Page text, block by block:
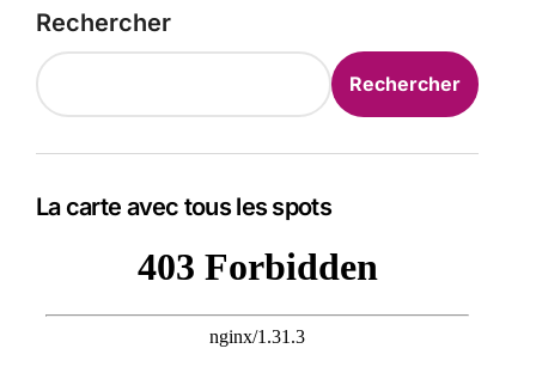
Rechercher
Rechercher
La carte avec tous les spots